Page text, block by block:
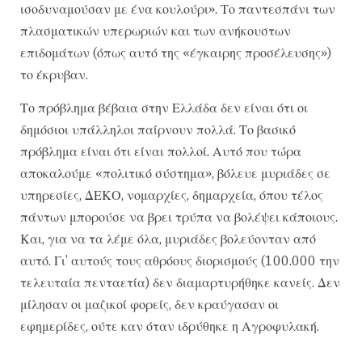
ισοδυναμούσαν με ένα κουλούρι». Το παντεσπάνι των
πλασματικών υπερωριών και των ανήκουστων
επιδομάτων (όπως αυτό της «έγκαιρης προσέλευσης»)
το έκρυβαν.
Το πρόβλημα βέβαια στην Ελλάδα δεν είναι ότι οι
δημόσιοι υπάλληλοι παίρνουν πολλά. Το βασικό
πρόβλημα είναι ότι είναι πολλοί. Αυτό που τώρα
αποκαλούμε «πολιτικό σύστημα», βόλευε μυριάδες σε
υπηρεσίες, ΔΕΚΟ, νομαρχίες, δημαρχεία, όπου τέλος
πάντων μπορούσε να βρει τρύπα να βολέψει κάποιους.
Και, για να τα λέμε όλα, μυριάδες βολεύονταν από
αυτό. Γι’ αυτούς τους αθρόους διορισμούς (100.000 την
τελευταία πενταετία) δεν διαμαρτυρήθηκε κανείς. Δεν
μίλησαν οι μαζικοί φορείς, δεν κραύγασαν οι
εφημερίδες, ούτε καν όταν ιδρύθηκε η Αγροφυλακή.